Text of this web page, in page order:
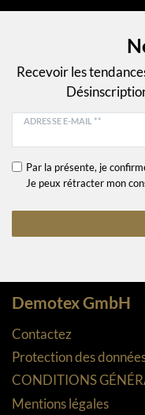
Recevoir les
ADRESSE E-MAIL **
Par la présente, je
Je peux rétracter mon
Demotex GmbH
Contactez
Protection des
CONDITIONS
Mentions légales